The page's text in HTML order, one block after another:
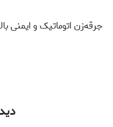
جرقه‌زن اتوماتیک و ایمنی